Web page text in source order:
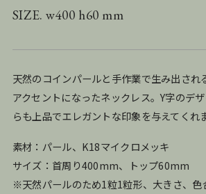
SIZE. w400 h60 mm
天然のコインパールと手作業で生み出され
アクセントになったネックレス。Y字のデ
らも上品でエレガントな印象を与えてくれ
素材：パール、K18マイクロメッキ
サイズ：首周り400mm、トップ60mm
※天然パールのため1粒1粒形、大きさ、色